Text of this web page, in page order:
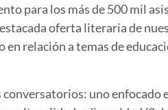
para los más de 500 mil
oferta literaria de
relación a temas de
uno enfocado